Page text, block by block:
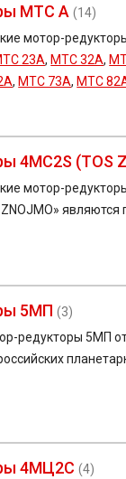
MTC A (14)
мотор-
23A, MTC 32A,
, MTC 73A, MTC
4MC2S (TOS
мотор-
5МП (3)
редукторы 5МП
4МЦ2С (4)